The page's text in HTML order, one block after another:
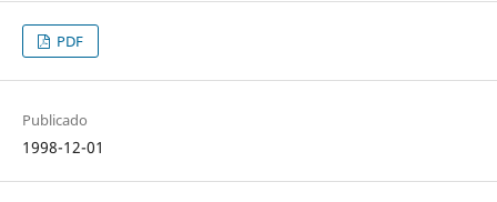
PDF
Publicado
1998-12-01